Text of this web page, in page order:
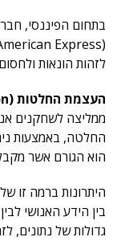
בתחום הפיננסי,
לזהות הונאות
העצמת החלטות (Decision Augmentation)
ממליצה לשחקנים
החלטה, באמצעות
הוא הגורם אשר
גדולות של נתונים,